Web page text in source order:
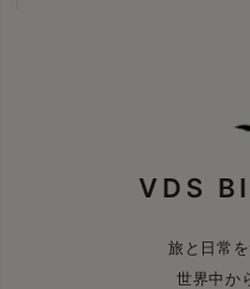
VDS
旅と日常を
世界中か